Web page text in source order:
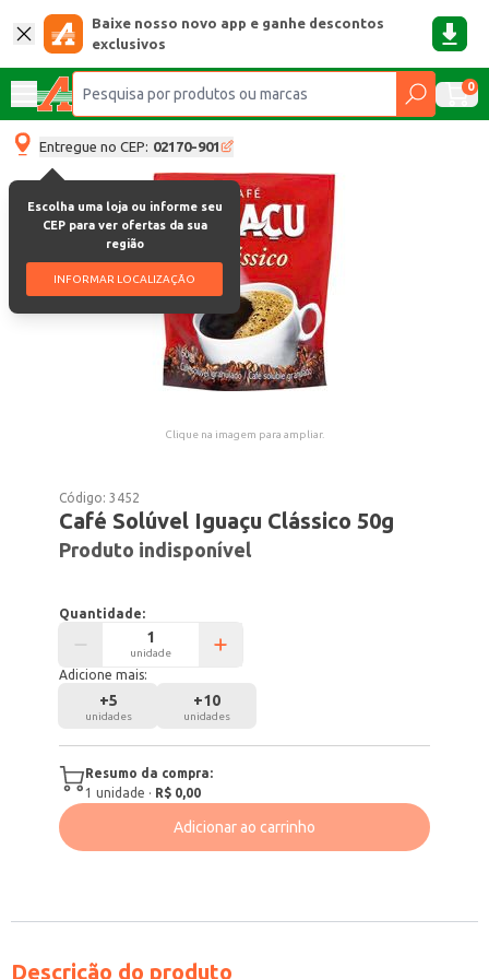
Baixe nosso novo app e ganhe descontos
exclusivos
0
Entregue no CEP: 02170-901
Escolha uma loja ou informe seu
CEP para ver ofertas da sua
região
INFORMAR LOCALIZAÇÃO
Clique na imagem para ampliar.
Código:3452
Café Solúvel Iguaçu Clássico 50g
Produto indisponível
Quantidade:
unidade
Adicione mais:
+5
unidades
+10
unidades
Resumo da compra:
1 unidade · R$ 0,00
Adicionar ao carrinho
Descrição do produto